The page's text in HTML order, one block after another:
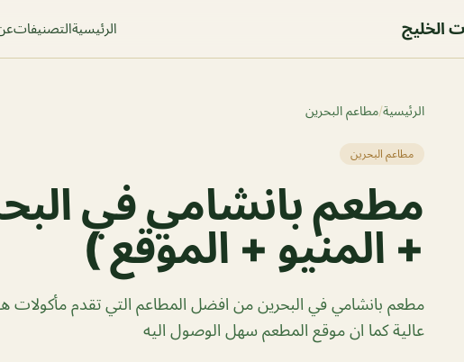
الخليج الرئيسيةالتصنيفات
الرئيسية/مطاعم البحرين
مطاعم البحرين
مطعم بانشامي في
+ المنيو + الموقع )
مطعم بانشامي في البحرين من افضل المطاعم التي تقدم مأكولات
عالية كما ان موقع المطعم سهل الوصول اليه